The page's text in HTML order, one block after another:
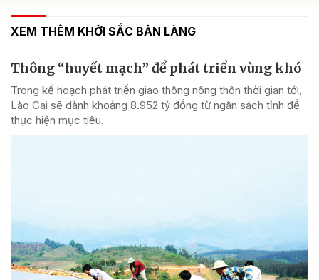
XEM THÊM KHỞI SẮC BẢN LÀNG
Thông “huyết mạch” để phát triển vùng khó
Trong kế hoạch phát triển giao thông nông thôn thời gian tới,
Lào Cai sẽ dành khoảng 8.952 tỷ đồng từ ngân sách tỉnh để
thực hiện mục tiêu.